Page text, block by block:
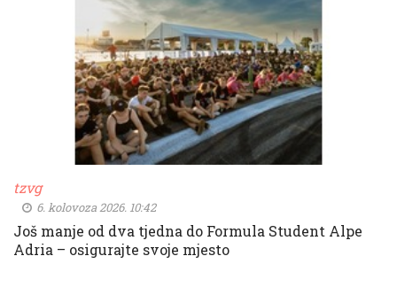
tzvg
6. kolovoza 2026. 10:42
Još manje od dva tjedna do Formula Student Alpe
Adria – osigurajte svoje mjesto